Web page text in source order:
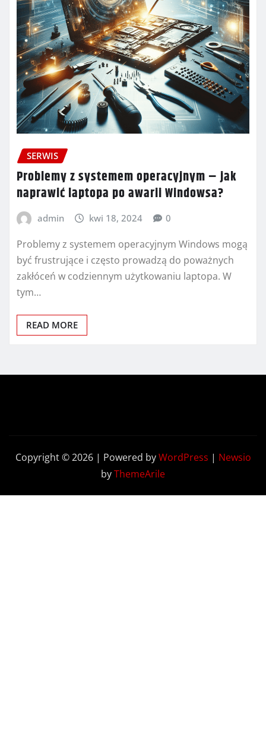
SERWIS
Problemy z systemem operacyjnym – jak
naprawić laptopa po awarii Windowsa?
admin kwi 18, 2024 0
Problemy z systemem operacyjnym Windows mogą
być frustrujące i często prowadzą do poważnych
zakłóceń w codziennym użytkowaniu laptopa. W
tym…
READ MORE
Copyright © 2026 | Powered byWordPress | Newsio
byThemeArile